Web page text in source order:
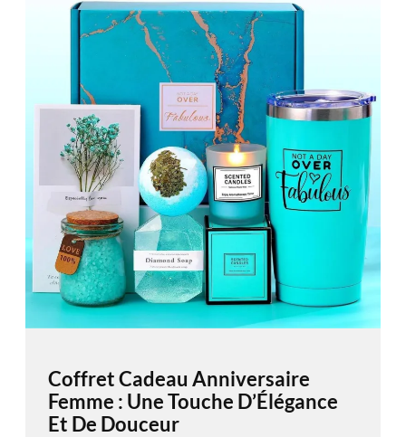
Coffret Cadeau Anniversaire
Femme : Une Touche D’Élégance
Et De Douceur